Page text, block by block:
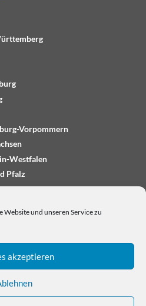
und unseren Service zu
akzeptieren
Vorpommern
Westfalen
Pfalz
Holstein